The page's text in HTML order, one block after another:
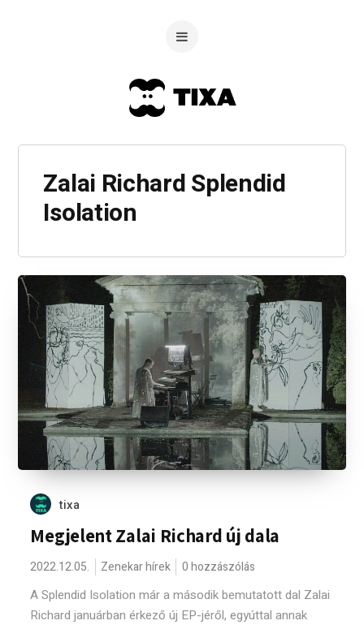
Zalai Richard Splendid
Isolation
tixa
Megjelent Zalai Richard új dala
2022.12.05. Zenekar hírek 0 hozzászólás
A Splendid Isolation már a második bemutatott dal Zalai
Richard januárban érkező új EP-jéről, egyúttal annak